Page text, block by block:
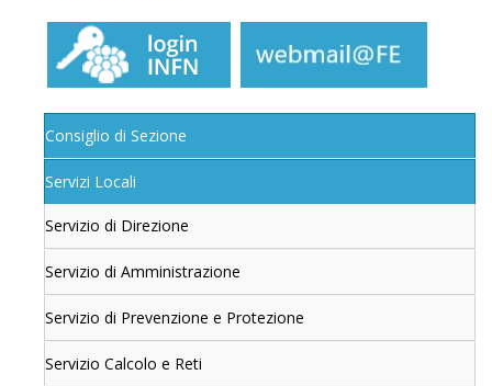
Consiglio di Sezione
Servizi Locali
Servizio di Direzione
Servizio di Amministrazione
Servizio di Prevenzione e Protezione
Servizio Calcolo e Reti